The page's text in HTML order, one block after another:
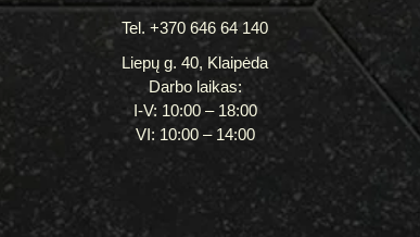
Tel. +370 646 64 140
Liepų g. 40, Klaipėda
Darbo laikas:
I-V: 10:00 – 18:00
VI: 10:00 – 14:00